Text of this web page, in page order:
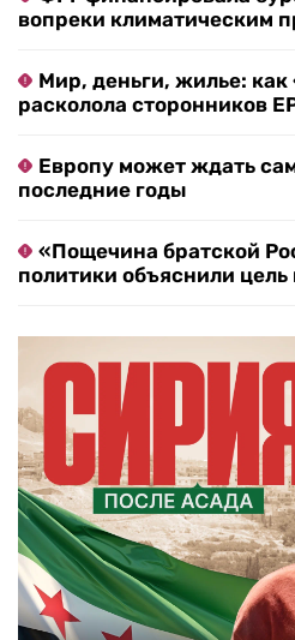
вопреки климатическим
Мир, деньги, жилье: как
расколола сторонников
Европу может ждать
последние годы
«Пощечина братской
политики объяснили цель